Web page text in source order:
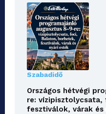
Szabadidő
Országos hétvégi
re:
fesztiválok, várak és